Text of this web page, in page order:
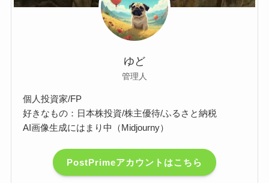
ゆど
管理人
個人投資家/FP
好きなもの：日本株投資/株主優待/ふるさと納税
AI画像生成にはまり中（Midjourny）
PostPrimeアカウントはこちら